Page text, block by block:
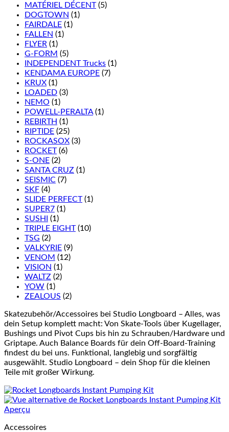
MATÉRIEL DÉCENT (5)
DOGTOWN (1)
FAIRDALE (1)
FALLEN (1)
FLYER (1)
G-FORM (5)
INDEPENDENT Trucks (1)
KENDAMA EUROPE (7)
KRUX (1)
LOADED (3)
NEMO (1)
POWELL-PERALTA (1)
REBIRTH (1)
RIPTIDE (25)
ROCKASOX (3)
ROCKET (6)
S-ONE (2)
SANTA CRUZ (1)
SEISMIC (7)
SKF (4)
SLIDE PERFECT (1)
SUPER7 (1)
SUSHI
(1)
TRIPLE EIGHT (10)
TSG (2)
VALKYRIE (9)
VENOM (12)
VISION (1)
WALTZ (2)
YOW (1)
ZEALOUS (2)
Skatezubehör/Accessoires bei Studio Longboard – Alles, was
dein Setup komplett macht: Von Skate-Tools über Kugellager,
Bushings und Pivot Cups bis hin zu Schrauben/Hardware und
Griptape. Auch Balance Boards für dein Off-Board-Training
findest du bei uns. Funktional, langlebig und sorgfältig
ausgewählt. Studio Longboard – dein Shop für die kleinen
Teile mit großer Wirkung.
Aperçu
Accessoires